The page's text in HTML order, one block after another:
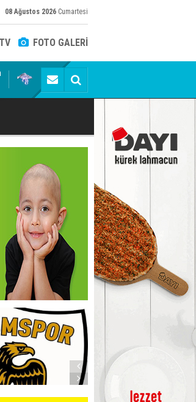
08 Ağustos 2026 Cumartesi
FOTO GALERİ
2.hafta Galatasaray'ı konuk edecek
yoğunluk